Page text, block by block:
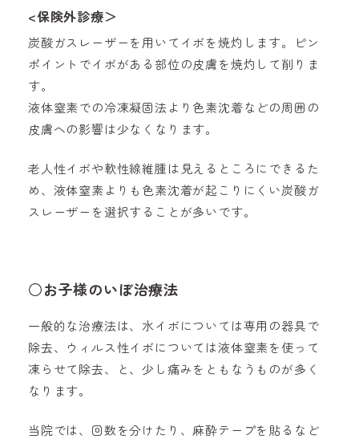
<保険外診療＞
炭酸ガスレーザーを用いてイボを焼灼します。ピン
ポイントでイボがある部位の皮膚を焼灼して削りま
す。
液体窒素での冷凍凝固法より色素沈着などの周囲の
皮膚への影響は少なくなります。
老人性イボや軟性線維腫は見えるところにできるた
め、液体窒素よりも色素沈着が起こりにくい炭酸ガ
スレーザーを選択することが多いです。
○お子様のいぼ治療法
一般的な治療法は、水イボについては専用の器具で
除去、ウィルス性イボについては液体窒素を使って
凍らせて除去、と、少し痛みをともなうものが多く
なります。
当院では、回数を分けたり、麻酔テープを貼るなど